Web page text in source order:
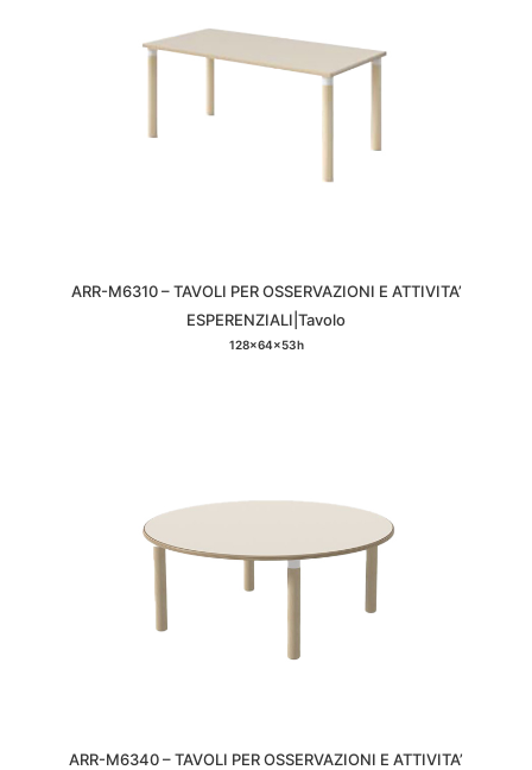
ARR-M6310 – TAVOLI PER OSSERVAZIONI E ATTIVITA’
ESPERENZIALI|Tavolo
128x64x53h
ARR-M6340 – TAVOLI PER OSSERVAZIONI E ATTIVITA’